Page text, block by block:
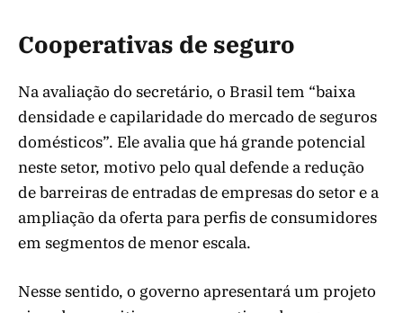
Cooperativas de seguro
Na avaliação do secretário, o Brasil tem “baixa
densidade e capilaridade do mercado de seguros
domésticos”. Ele avalia que há grande potencial
neste setor, motivo pelo qual defende a redução
de barreiras de entradas de empresas do setor e a
ampliação da oferta para perfis de consumidores
em segmentos de menor escala.
Nesse sentido, o governo apresentará um projeto